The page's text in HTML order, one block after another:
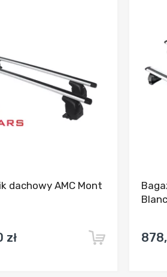
dachowy AMC Mont
zł